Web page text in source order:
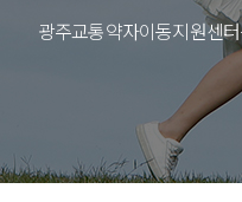
광주교통약자이동지원센